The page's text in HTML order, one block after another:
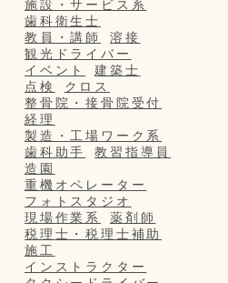
施設・サービス系
歯科衛生士
教員・講師
溶接
観光ドライバー
イベント
建築士
点検
クロス
整骨院・接骨院受付
経理
製造・工場ワーク系
歯科助手
教習指導員
造園
重機オペレーター
フォトスタジオ
現場作業系
薬剤師
税理士・税理士補助
施工
インストラクター